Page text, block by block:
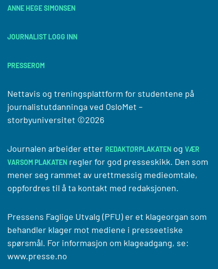
ANNE HEGE SIMONSEN
JOURNALIST LOGG INN
PRESSEROM
Nettavis og treningsplattform for studentene på
journalistutdanninga ved OsloMet –
storbyuniversitet ©2026
Journalen arbeider etter REDAKTØRPLAKATEN og VÆR
VARSOM PLAKATEN regler for god presseskikk. Den som
mener seg rammet av urettmessig medieomtale,
oppfordres til å ta kontakt med redaksjonen.
Pressens Faglige Utvalg (PFU) er et klageorgan som
behandler klager mot mediene i presseetiske
spørsmål. For informasjon om klageadgang, se:
www.presse.no